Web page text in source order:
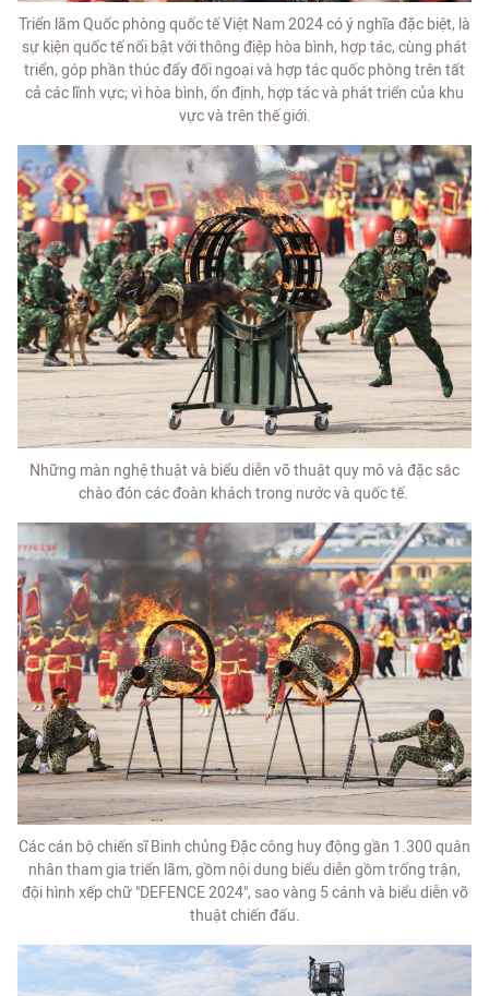
Triển lãm Quốc phòng quốc tế Việt Nam 2024 có ý nghĩa đặc biệt, là
sự kiện quốc tế nổi bật với thông điệp hòa bình, hợp tác, cùng phát
triển, góp phần thúc đẩy đối ngoại và hợp tác quốc phòng trên tất
cả các lĩnh vực; vì hòa bình, ổn định, hợp tác và phát triển của khu
vực và trên thế giới.
Những màn nghệ thuật và biểu diễn võ thuật quy mô và đặc sắc
chào đón các đoàn khách trong nước và quốc tế.
Các cán bộ chiến sĩ Binh chủng Đặc công huy động gần 1.300 quân
nhân tham gia triển lãm, gồm nội dung biểu diễn gồm trống trận,
đội hình xếp chữ "DEFENCE 2024", sao vàng 5 cánh và biểu diễn võ
thuật chiến đấu.